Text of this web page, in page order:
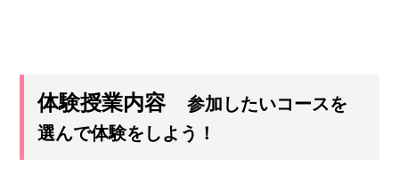
体験授業内容参加したいコースを
選んで体験をしよう！